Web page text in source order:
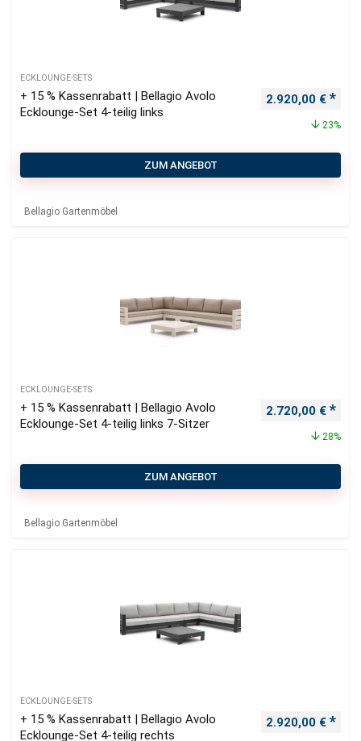
ECKLOUNGE-SETS
+ 15 % Kassenrabatt | Bellagio Avolo
Ecklounge-Set 4-teilig links
Ursprünglicher
2.920,00 €
23%
ZUM ANGEBOT
Bellagio Gartenmöbel
ECKLOUNGE-SETS
+ 15 % Kassenrabatt | Bellagio Avolo
Ecklounge-Set 4-teilig links 7-Sitzer
Ursprünglicher
2.720,00 €
28%
ZUM ANGEBOT
Bellagio Gartenmöbel
ECKLOUNGE-SETS
+ 15 % Kassenrabatt | Bellagio Avolo
Ecklounge-Set 4-teilig rechts
Ursprünglicher
2.920,00 €